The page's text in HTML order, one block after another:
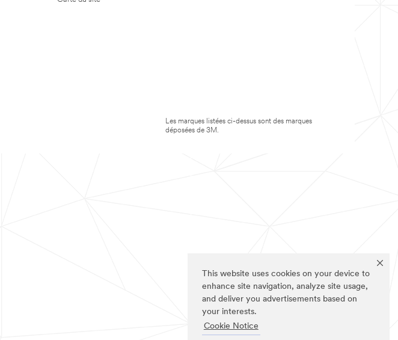
This website uses cookies on your device to
enhance site navigation, analyze site usage,
and deliver you advertisements based on
your interests.
Cookie Notice
Les marques listées ci-dessus sont des marques
déposées de 3M.